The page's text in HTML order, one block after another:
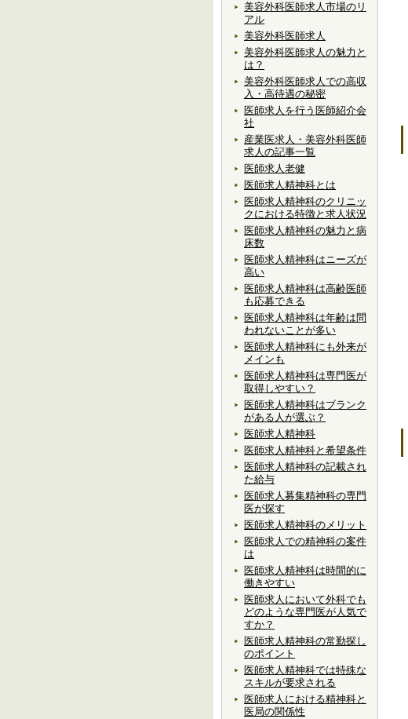
美容外科医師求人市場のリ
アル
美容外科医師求人
美容外科医師求人の魅力と
は？
美容外科医師求人での高収
入・高待遇の秘密
医師求人を行う医師紹介会
社
産業医求人・美容外科医師
求人の記事一覧
医師求人老健
医師求人精神科とは
医師求人精神科のクリニッ
クにおける特徴と求人状況
医師求人精神科の魅力と病
床数
医師求人精神科はニーズが
高い
医師求人精神科は高齢医師
も応募できる
医師求人精神科は年齢は問
われないことが多い
医師求人精神科にも外来が
メインも
医師求人精神科は専門医が
取得しやすい？
医師求人精神科はブランク
がある人が選ぶ？
医師求人精神科
医師求人精神科と希望条件
医師求人精神科の記載され
た給与
医師求人募集精神科の専門
医が探す
医師求人精神科のメリット
医師求人での精神科の案件
は
医師求人精神科は時間的に
働きやすい
医師求人において外科でも
どのような専門医が人気で
すか？
医師求人精神科の常勤探し
のポイント
医師求人精神科では特殊な
スキルが要求される
医師求人における精神科と
医局の関係性